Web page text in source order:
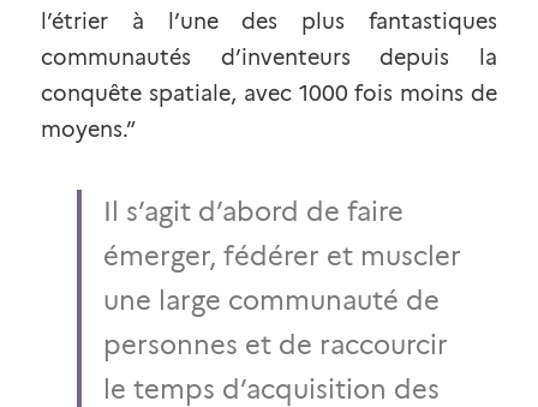
l’étrier à l’une des plus fantastiques
communautés d’inventeurs depuis la
conquête spatiale, avec 1000 fois moins de
moyens.”
Il s’agit d’abord de faire
émerger, fédérer et muscler
une large communauté de
personnes et de raccourcir
le temps d’acquisition des